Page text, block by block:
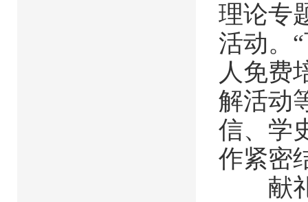
理论专
活动。
人免费
解活动
信、学
作紧密
献礼